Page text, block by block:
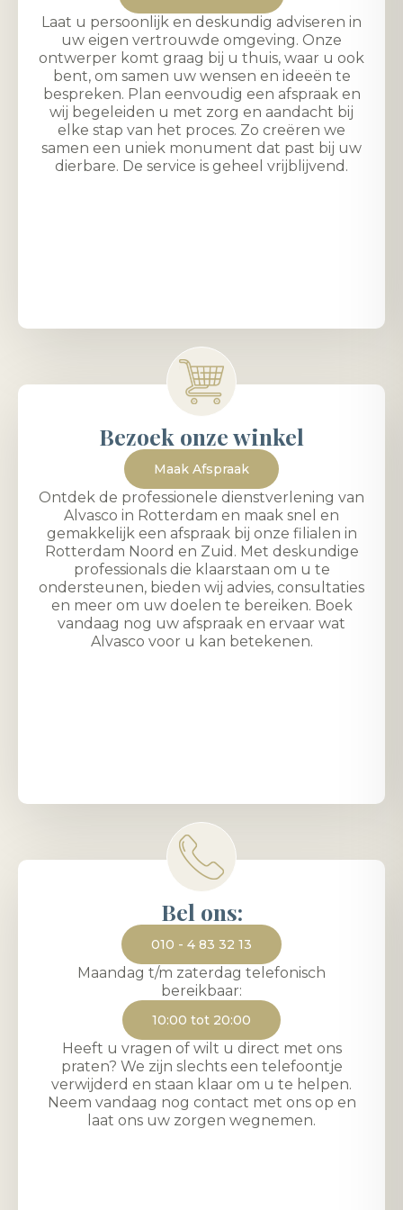
Laat u persoonlijk en deskundig adviseren in
uw eigen vertrouwde omgeving. Onze
ontwerper komt graag bij u thuis, waar u ook
bent, om samen uw wensen en ideeën te
bespreken. Plan eenvoudig een afspraak en
wij begeleiden u met zorg en aandacht bij
elke stap van het proces. Zo creëren we
samen een uniek monument dat past bij uw
dierbare. De service is geheel vrijblijvend.
Bezoek onze winkel
Maak Afspraak
Ontdek de professionele dienstverlening van
Alvasco in Rotterdam en maak snel en
gemakkelijk een afspraak bij onze filialen in
Rotterdam Noord en Zuid. Met deskundige
professionals die klaarstaan om u te
ondersteunen, bieden wij advies, consultaties
en meer om uw doelen te bereiken. Boek
vandaag nog uw afspraak en ervaar wat
Alvasco voor u kan betekenen.
Bel ons:
010 - 4 83 32 13
Maandag t/m zaterdag telefonisch
bereikbaar:
10:00 tot 20:00
Heeft u vragen of wilt u direct met ons
praten? We zijn slechts een telefoontje
verwijderd en staan klaar om u te helpen.
Neem vandaag nog contact met ons op en
laat ons uw zorgen wegnemen.